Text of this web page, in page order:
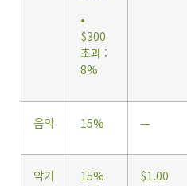
•
$300
초과 :
8%
음악 15% —
악기 15% $1.00